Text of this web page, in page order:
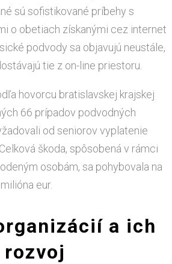
sú sofistikované príbehy s
o obetiach získanými cez internet
podvody sa objavujú neustále,
tie z on-line priestoru.
hovorcu bratislavskej krajskej
66 prípadov podvodných
od seniorov vyplatenie
škoda, spôsobená v rámci
osobám, sa pohybovala na
eur.
a ich